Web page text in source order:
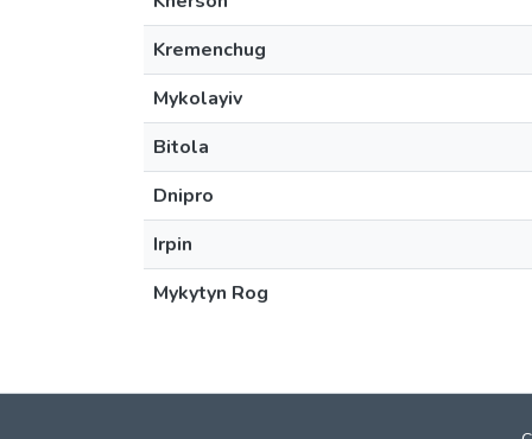
Kremenchug
Mykolayiv
Bitola
Dnipro
Irpin
Mykytyn Rog